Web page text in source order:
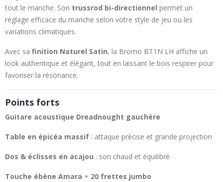
tout le manche. Son trussrod bi-directionnel permet un
réglage efficace du manche selon votre style de jeu ou les
variations climatiques.
Avec sa finition Naturel Satin, la Bromo BT1N LH affiche un
look authentique et élégant, tout en laissant le bois respirer pour
favoriser la résonance.
Points forts
Guitare acoustique Dreadnought gauchère
Table en épicéa massif : attaque précise et grande projection
Dos & éclisses en acajou : son chaud et équilibré
Touche ébène Amara + 20 frettes jumbo